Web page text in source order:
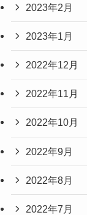
2023年2月
2023年1月
2022年12月
2022年11月
2022年10月
2022年9月
2022年8月
2022年7月